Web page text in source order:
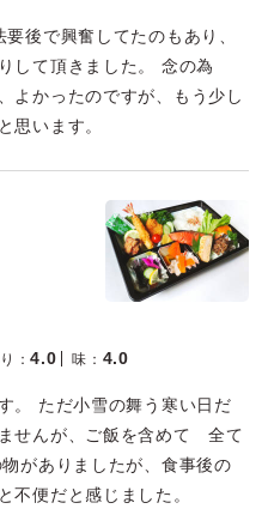
後で興奮してたのもあり、
して頂きました。 念の為
よかったのですが、もう少し
思います。
：4.0 味 ： 4.0
。 ただ小雪の舞う寒い日だ
せんが、ご飯を含めて 全て
がありましたが、食事後の
不便だと感じました。